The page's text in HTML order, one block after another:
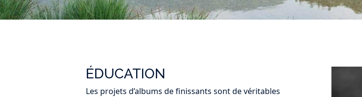
ÉDUCATION
Les projets d’albums de finissants sont de véritables